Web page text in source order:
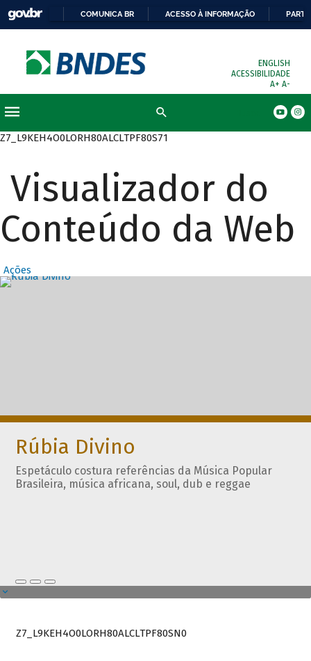
COMUNICA BR ACESSO À INFORMAÇÃO
ENGLISH
ACESSIBILIDADE
A+ A-
Z7_L9KEH4O0LORH80ALCLTPF80S71
Visualizador do
Conteúdo da Web
Ações
Destaques
Rúbia Divino
Espetáculo costura referências da Música Popular
Brasileira, música africana, soul, dub e reggae
Z7_L9KEH4O0LORH80ALCLTPF80SN0